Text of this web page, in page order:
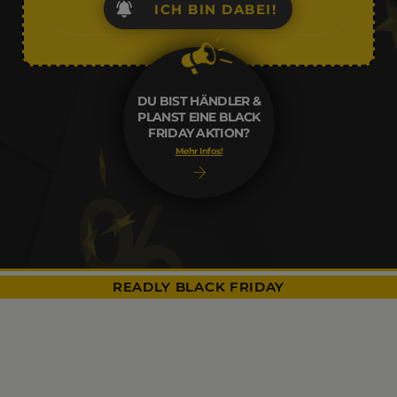
DU BIST HÄNDLER &
PLANST EINE BLACK
FRIDAY AKTION?
Mehr Infos!
ICH BIN DABEI!
READLY BLACK FRIDAY